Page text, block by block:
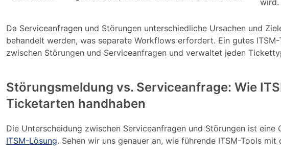
Da Serviceanfragen und Störungen unterschiedliche Ursachen und
behandelt werden, was separate Workflows erfordert. Ein gutes
zwischen Störungen und Serviceanfragen und verwaltet jeden
Störungsmeldung vs. Serviceanfrage: Wie
Ticketarten handhaben
Die Unterscheidung zwischen Serviceanfragen und Störungen ist
ITSM-Lösung. Sehen wir uns genauer an, wie führende ITSM-Tools